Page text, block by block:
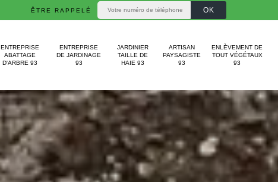
ÊTRE RAPPELÉ
ENTREPRISE
ABATTAGE
D'ARBRE 93
ENTREPRISE
DE JARDINAGE
93
JARDINIER
TAILLE DE
HAIE 93
ARTISAN
PAYSAGISTE
93
ENLÈVEMENT DE
TOUT VÉGÉTAUX
93